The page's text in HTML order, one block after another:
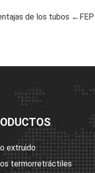
de los tubos ←FEP
extruido
termorretráctiles